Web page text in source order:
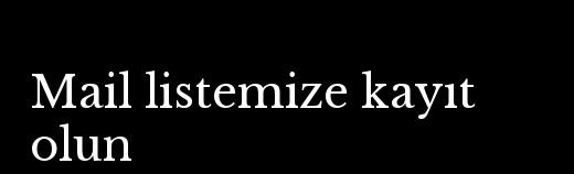
Mail listemize kayıt
olun